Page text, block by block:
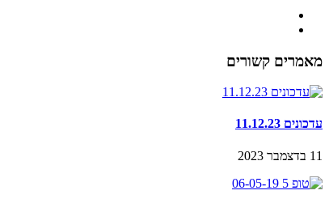
מאמרים קשורים
עדכונים 11.12.23
11 בדצמבר 2023